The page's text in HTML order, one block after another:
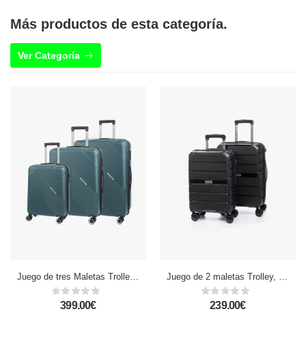
Más productos de esta categoría.
Ver Categoría
Juego de tres Maletas Trolley extensible, en material ligero ABS de alta resistencia. Cerradura numérica, 4 ruedas dobles giratorias 360°.
399.00€
Juego de 2 maletas Trolley, en material ligero PP resistente a la rotura. Cerradura TSA numérica, 4 ruedas dobles giratorias 360°, extraíbles.
239.00€